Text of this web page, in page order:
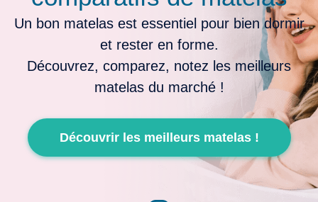
Un bon matelas est essentiel pour bien dormir
et rester en forme.
Découvrez, comparez, notez les meilleurs
matelas du marché !
Découvrir les meilleurs matelas !